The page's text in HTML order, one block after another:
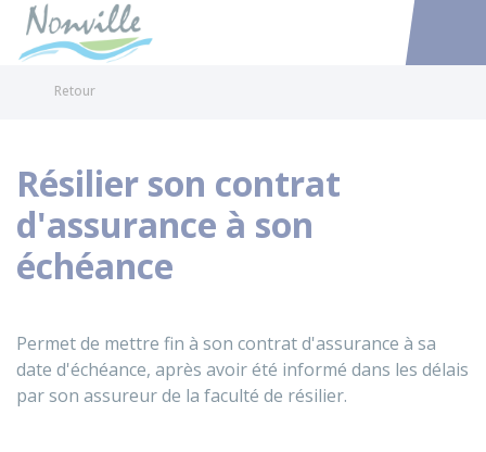
Accéder
Retour
Résilier son contrat
d'assurance à son
échéance
Permet de mettre fin à son contrat d'assurance à sa
date d'échéance, après avoir été informé dans les délais
par son assureur de la faculté de résilier.